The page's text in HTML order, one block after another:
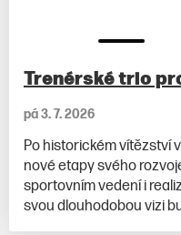
pá 3. 7. 2026
Trenérské trio
Po historickém vítězství
nové etapy svého
sportovním vedení i
svou dlouhodobou vizi